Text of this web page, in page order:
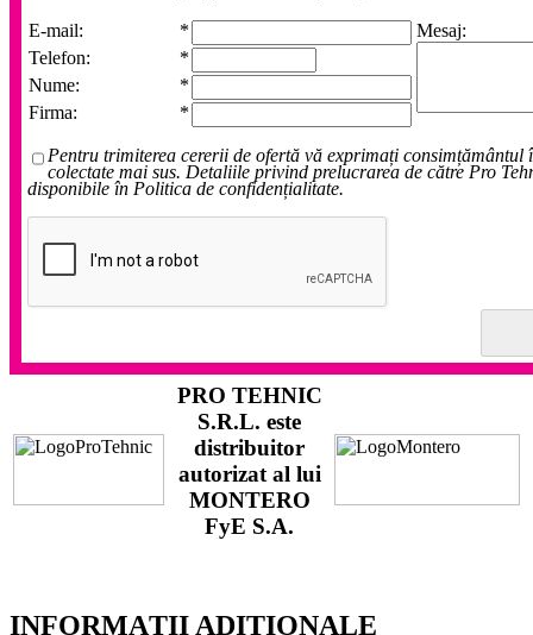
E-mail: *
Mesaj:
Telefon:
*
Nume:
*
Firma:
*
Pentru trimiterea cererii de ofertă vă exprimați
colectate mai sus. Detaliile privind prelucrarea de către Pro
disponibile în Politica de confidențialitate.
PRO TEHNIC
S.R.L. este
distribuitor
autorizat al lui
MONTERO
FyE S.A.
INFORMAȚII ADIȚIONALE